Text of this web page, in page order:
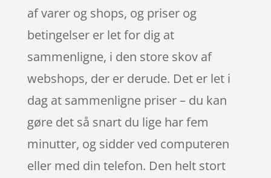
af varer og shops, og priser og
betingelser er let for dig at
sammenligne, i den store skov af
webshops, der er derude. Det er let i
dag at sammenligne priser – du kan
gøre det så snart du lige har fem
minutter, og sidder ved computeren
eller med din telefon. Den helt stort